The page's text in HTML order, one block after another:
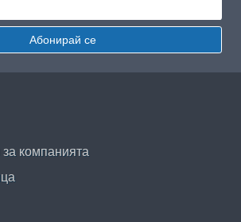
Абонирай се
компанията